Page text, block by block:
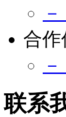
合作
联系